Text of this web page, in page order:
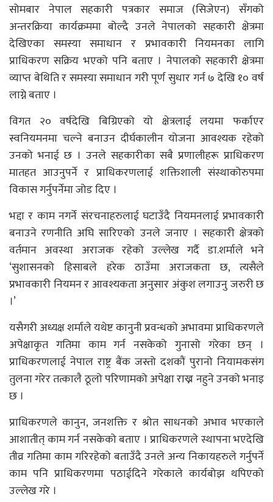
सोमबार नेपाल सहकारी पत्रकार समाज (सिजेएन) सँगको
अन्तरक्रिया कार्यक्रममा बोल्दै उनले नेपालको सहकारी क्षेत्रमा
देखिएका समस्या समाधान र प्रभावकारी नियमनका लागि
प्राधिकरण सक्रिय भएको पनि बताए । नेपालको सहकारी क्षेत्रमा
व्याप्त बेथिति र समस्या समाधान गरी पूर्ण सुधार गर्न ७ देखि १० वर्ष
लाग्ने बताए ।
विगत २० वर्षदेखि बिग्रिएको यो क्षेत्रलाई लयमा फर्काएर
स्वनियमनमा चल्ने बनाउन दीर्घकालीन योजना आवश्यक रहेको
उनको भनाई छ । उनले सहकारीका सबै प्रणालीहरू प्राधिकरण
मातहत आउनुपर्ने र प्राधिकरणलाई शक्तिशाली संस्थाकोरुपमा
विकास गर्नुपर्नेमा जोड दिए ।
भद्दा र काम नगर्ने संरचनाहरुलाई घटाउँदै नियमनलाई प्रभावकारी
बनाउने रणनीति अघि सारिएको उनले जनाए । सहकारी क्षेत्रको
वर्तमान अवस्था अराजक रहेको उल्लेख गर्दै डा.शर्माले भने
‘सुशासनको हिसाबले हरेक ठाउँमा अराजकता छ, त्यसैले
प्रभावकारी नियमन र आवश्यकता अनुसार अंकुश लगाउनु जरुरी छ
।’
यसैगरी अध्यक्ष शर्माले यथेष्ट कानुनी प्रवन्धको अभावमा प्राधिकरणले
अपेक्षाकृत गतिमा काम गर्न नसकेको गुनासो गरेका छन् ।
प्राधिकरणलाई नेपाल राष्ट्र बैंक जस्तो दशकौं पुरानो नियामकसंग
तुलना गरेर तत्कालै ठूलो परिणामको अपेक्षा राख्न नहुने उनको भनाइ
छ ।
प्राधिकरणले कानुन, जनशक्ति र श्रोत साधनको अभाव भएकाले
आशातीत् काम गर्न नसकेको बताए । प्राधिकरणले स्थापना भएदेखि
तीव्र गतिमा काम गरिरहेको बताउँदै उनले अन्य निकायहरुले गर्नुपर्ने
काम पनि प्राधिकरणमा पठाईदिने गरेकाले कार्यबोझ थपिएको
उल्लेख गरे ।